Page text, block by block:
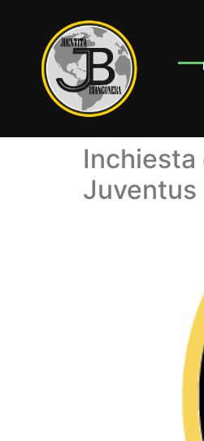
Inchiesta
Juventus